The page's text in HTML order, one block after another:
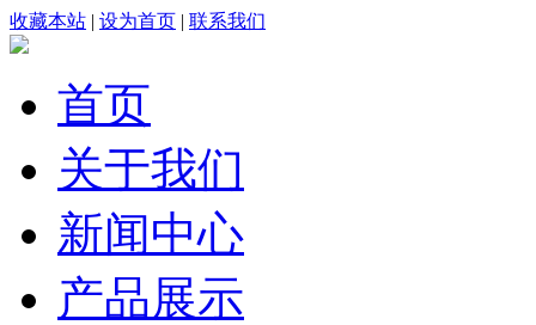
收藏本站 | 设为首页 | 联系我们
首页
关于我们
新闻中心
产品展示